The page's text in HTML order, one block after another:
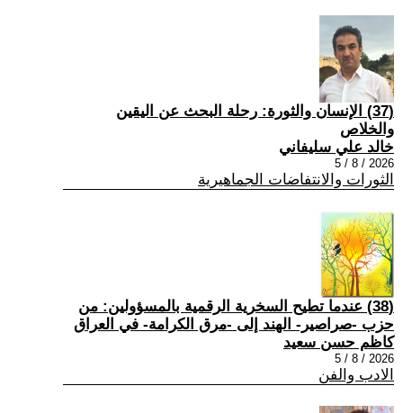
(37) الإنسان والثورة: رحلة البحث عن اليقين
والخلاص
خالد علي سليفاني
2026 / 8 / 5
الثورات والانتفاضات الجماهيرية
(38) عندما تطيح السخرية الرقمية بالمسؤولين: من
حزب -صراصير- الهند إلى -مرق الكرامة- في العراق
كاظم حسن سعيد
2026 / 8 / 5
الادب والفن